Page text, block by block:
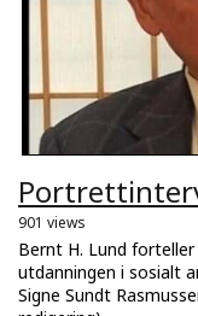
901 views
Bernt H. Lund
utdanningen i sosialt
Signe Sundt